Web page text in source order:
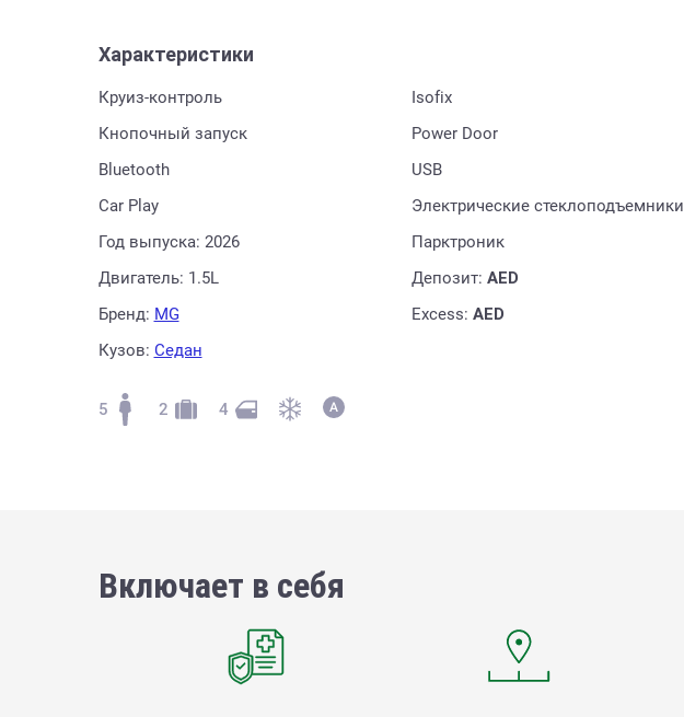
Характеристики
Круиз-контроль
Кнопочный запуск
Bluetooth
Car Play
Год выпуска: 2026
Двигатель: 1.5L
Бренд: MG
Кузов: Седан
Isofix
Power Door
USB
Электрические стеклоподъемники
Парктроник
Депозит:AED
Excess:AED
5 2 4
Включает в себя